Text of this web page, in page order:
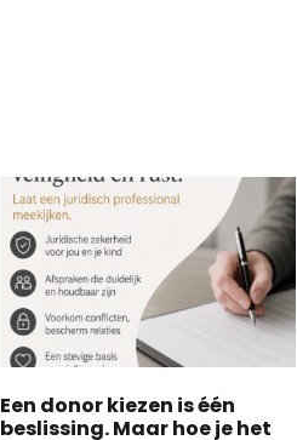
Een donor kiezen is één
beslissing. Maar hoe je het